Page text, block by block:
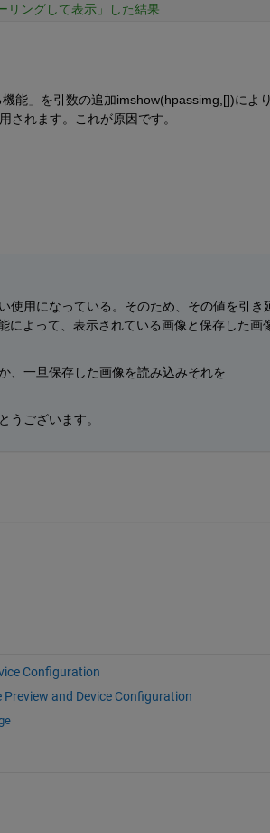
リングして表示」した結果
能」を引数の追加imshow(hpassimg,[])によ
れます。これが原因です。
使用になっている。そのため、その値を引き
によって、表示されている画像と保存した画
、一旦保存した画像を読み込みそれを
うございます。
Configuration
Preview and Device Configuration